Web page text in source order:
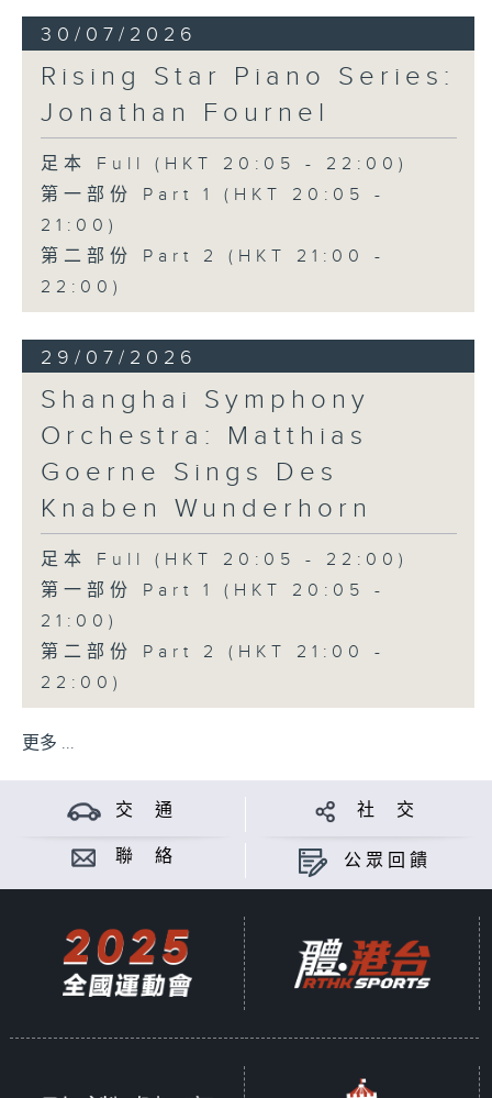
30/07/2026
Rising Star Piano Series:
Jonathan Fournel
足本 Full (HKT 20:05 - 22:00)
第一部份 Part 1 (HKT 20:05 -
21:00)
第二部份 Part 2 (HKT 21:00 -
22:00)
29/07/2026
Shanghai Symphony
Orchestra: Matthias
Goerne Sings Des
Knaben Wunderhorn
足本 Full (HKT 20:05 - 22:00)
第一部份 Part 1 (HKT 20:05 -
21:00)
第二部份 Part 2 (HKT 21:00 -
22:00)
更多 ...
交 通 社 交
聯 絡 公眾回饋